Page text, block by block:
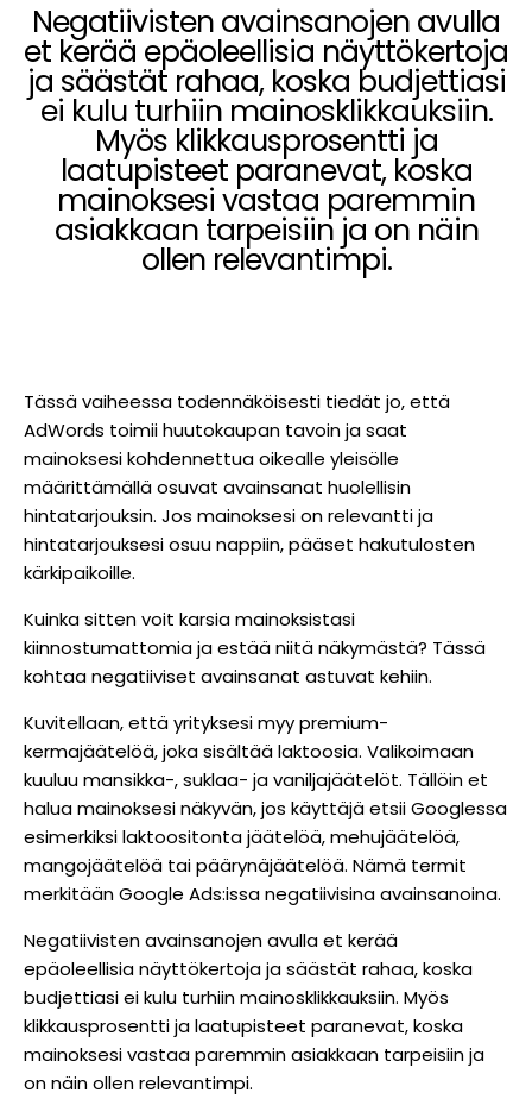
Negatiivisten avainsanojen avulla
et kerää epäoleellisia näyttökertoja
ja säästät rahaa, koska budjettiasi
ei kulu turhiin mainosklikkauksiin.
Myös klikkausprosentti ja
laatupisteet paranevat, koska
mainoksesi vastaa paremmin
asiakkaan tarpeisiin ja on näin
ollen relevantimpi.
Tässä vaiheessa todennäköisesti tiedät jo, että
AdWords toimii huutokaupan tavoin ja saat
mainoksesi kohdennettua oikealle yleisölle
määrittämällä osuvat avainsanat huolellisin
hintatarjouksin. Jos mainoksesi on relevantti ja
hintatarjouksesi osuu nappiin, pääset hakutulosten
kärkipaikoille.
Kuinka sitten voit karsia mainoksistasi
kiinnostumattomia ja estää niitä näkymästä? Tässä
kohtaa negatiiviset avainsanat astuvat kehiin.
Kuvitellaan, että yrityksesi myy premium-
kermajäätelöä, joka sisältää laktoosia. Valikoimaan
kuuluu mansikka-, suklaa- ja vaniljajäätelöt. Tällöin et
halua mainoksesi näkyvän, jos käyttäjä etsii Googlessa
esimerkiksi laktoositonta jäätelöä, mehujäätelöä,
mangojäätelöä tai päärynäjäätelöä. Nämä termit
merkitään Google Ads:issa negatiivisina avainsanoina.
Negatiivisten avainsanojen avulla et kerää
epäoleellisia näyttökertoja ja säästät rahaa, koska
budjettiasi ei kulu turhiin mainosklikkauksiin. Myös
klikkausprosentti ja laatupisteet paranevat, koska
mainoksesi vastaa paremmin asiakkaan tarpeisiin ja
on näin ollen relevantimpi.